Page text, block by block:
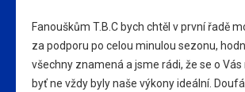
Fanouškům T.B.C bych chtěl v první řadě
za podporu po celou minulou sezonu,
všechny znamená a jsme rádi, že se o
byť ne vždy byly naše výkony ideální.